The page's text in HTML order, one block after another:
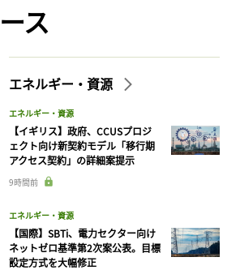
ス
エネルギー・資源
エネルギー・資源
【イギリス】政府、CCUSプロジ
ェクト向け新契約モデル「移行期
アクセス契約」の詳細案提示
9時間前
エネルギー・資源
【国際】SBTi、電力セクター向け
ネットゼロ基準第2次案公表。目標
設定方式を大幅修正